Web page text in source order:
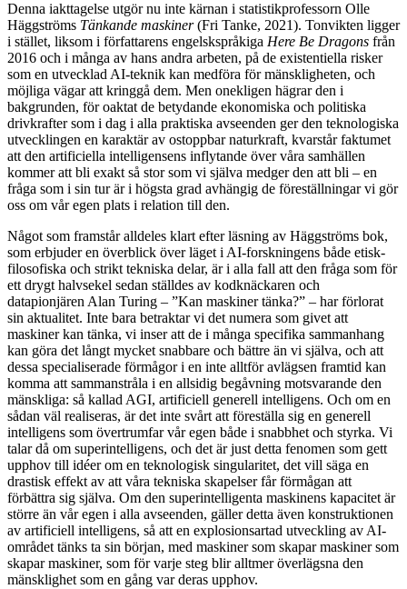
Denna iakttagelse utgör nu inte kärnan i statistikprofessorn Olle
Häggströms Tänkande maskiner(Fri Tanke, 2021). Tonvikten ligger
i stället, liksom i författarens engelskspråkiga Here Be Dragons från
2016 och i många av hans andra arbeten, på de existentiella risker
som en utvecklad AI-teknik kan medföra för mänskligheten, och
möjliga vägar att kringgå dem. Men onekligen hägrar den i
bakgrunden, för oaktat de betydande ekonomiska och politiska
drivkrafter som i dag i alla praktiska avseenden ger den teknologiska
utvecklingen en karaktär av ostoppbar naturkraft, kvarstår faktumet
att den artificiella intelligensens inflytande över våra samhällen
kommer att bli exakt så stor som vi själva medger den att bli – en
fråga som i sin tur är i högsta grad avhängig de föreställningar vi gör
oss om vår egen plats i relation till den.
Något som framstår alldeles klart efter läsning av Häggströms bok,
som erbjuder en överblick över läget i AI-forskningens både etisk-
filosofiska och strikt tekniska delar, är i alla fall att den fråga som för
ett drygt halvsekel sedan ställdes av kodknäckaren och
datapionjären Alan Turing – ”Kan maskiner tänka?” – har förlorat
sin aktualitet. Inte bara betraktar vi det numera som givet att
maskiner kan tänka, vi inser att de i många specifika sammanhang
kan göra det långt mycket snabbare och bättre än vi själva, och att
dessa specialiserade förmågor i en inte alltför avlägsen framtid kan
komma att sammanstråla i en allsidig begåvning motsvarande den
mänskliga: så kallad AGI, artificiell generell intelligens. Och om en
sådan väl realiseras, är det inte svårt att föreställa sig en generell
intelligens som övertrumfar vår egen både i snabbhet och styrka. Vi
talar då om superintelligens, och det är just detta fenomen som gett
upphov till idéer om en teknologisk singularitet, det vill säga en
drastisk effekt av att våra tekniska skapelser får förmågan att
förbättra sig själva. Om den superintelligenta maskinens kapacitet är
större än vår egen i alla avseenden, gäller detta även konstruktionen
av artificiell intelligens, så att en explosionsartad utveckling av AI-
området tänks ta sin början, med maskiner som skapar maskiner som
skapar maskiner, som för varje steg blir alltmer överlägsna den
mänsklighet som en gång var deras upphov.